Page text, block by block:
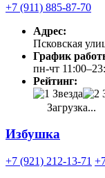
+7 (911) 885-87-70
Адрес:
Псковская
График
пн-чт
Рейтинг:
Загрузка...
Избушка
+7 (921) 212-13-71